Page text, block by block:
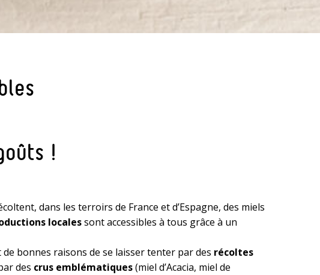
!
dans les terroirs de France et d’Espagne, des miels
localessont accessibles à tous grâce à un
bonnes raisons de se laisser tenter par des récoltes
des crus emblématiques(miel d’Acacia, miel de